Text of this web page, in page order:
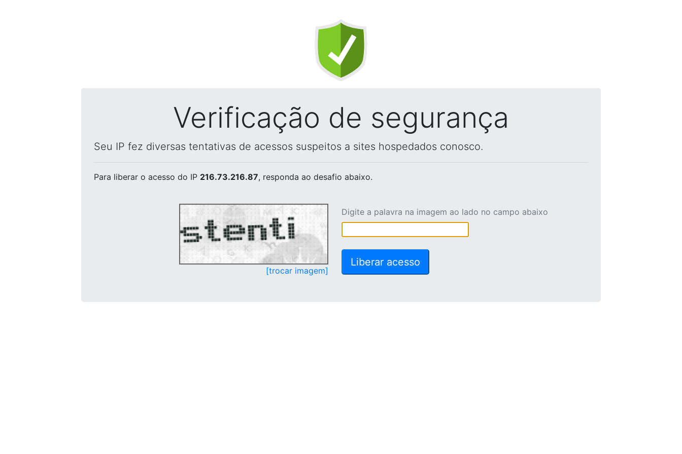
Verificação de segurança
Seu IP fez diversas tentativas de acessos suspeitos a sites hospedados conosco.
Para liberar o acesso do IP 216.73.216.87, responda ao desafio abaixo.
[trocar imagem]
Digite a palavra na imagem ao lado no campo abaixo